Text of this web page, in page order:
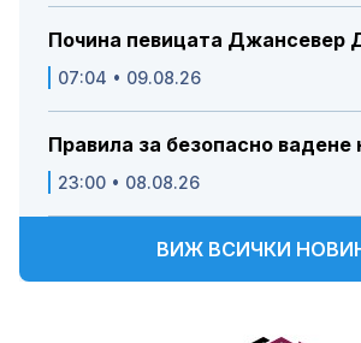
Почина певицата Джансевер
07:04 • 09.08.26
Правила за безопасно
23:00 • 08.08.26
ВИЖ ВСИЧКИ